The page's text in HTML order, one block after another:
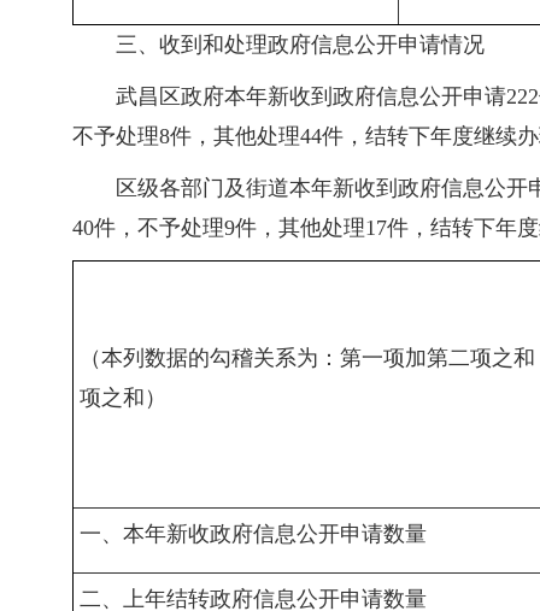
三、收到和处理政府信息公开申请情况
武昌区政府本年新收到政府信息公开申请
不予处理8件，其他处理44件，结转下年度继续
区级各部门及街道本年新收到政府信息公开
40件，不予处理9件，其他处理17件，结转下年
（本列数据的勾稽关系为：第一项加第二项之
项之和）
一、本年新收政府信息公开申请数量
二、上年结转政府信息公开申请数量